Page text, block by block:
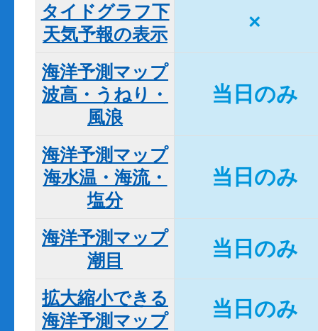
タイドグラフ下
天気予報の表示
×
海洋予測マップ
波高・うねり・
風浪
当日のみ
海洋予測マップ
海水温・海流・
塩分
当日のみ
海洋予測マップ
潮目
当日のみ
拡大縮小できる
海洋予測マップ
当日のみ